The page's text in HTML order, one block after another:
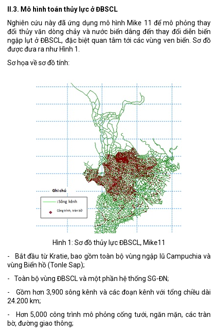
II.3. Mô hình toán thủy lực ở ĐBSCL
Nghiên cứu này đã ứng dụng mô hình Mike 11 để mô phỏng thay
đổi thủy văn dòng chảy và nước biển dâng đến thay đổi diễn biến
ngập lụt ở ĐBSCL, đặc biệt quan tâm tới các vùng ven biển. Sơ đồ
được đưa ra như Hình 1.
Sơ họa về sơ đồ tính:
Hình 1: Sơ đồ thủy lực ĐBSCL, Mike11
- Bắt đầu từ Kratie, bao gồm toàn bộ vùng ngập lũ Campuchia và
vùng Biển hồ (Tonle Sap);
- Toàn bộ vùng ĐBSCL và một phần hệ thống SG-ĐN;
- Gồm hơn 3,900 sông kênh và các đoạn kênh với tổng chiều dài
24.200 km;
- Hơn 5,000 công trình mô phỏng cống tưới, ngăn mặn, các tràn
bờ, đường giao thông;